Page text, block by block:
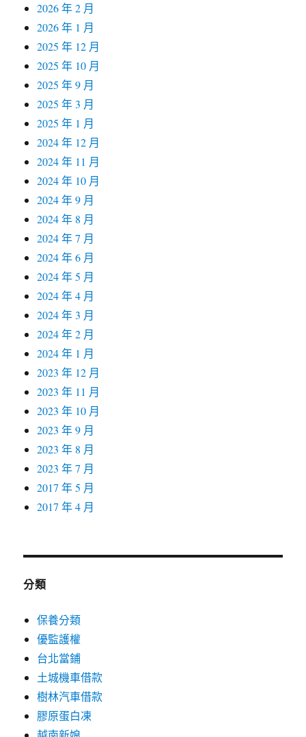
2026 年 2 月
2026 年 1 月
2025 年 12 月
2025 年 10 月
2025 年 9 月
2025 年 3 月
2025 年 1 月
2024 年 12 月
2024 年 11 月
2024 年 10 月
2024 年 9 月
2024 年 8 月
2024 年 7 月
2024 年 6 月
2024 年 5 月
2024 年 4 月
2024 年 3 月
2024 年 2 月
2024 年 1 月
2023 年 12 月
2023 年 11 月
2023 年 10 月
2023 年 9 月
2023 年 8 月
2023 年 7 月
2017 年 5 月
2017 年 4 月
分類
保養分類
優監護權
台北當鋪
土城機車借款
樹林汽車借款
膠原蛋白凍